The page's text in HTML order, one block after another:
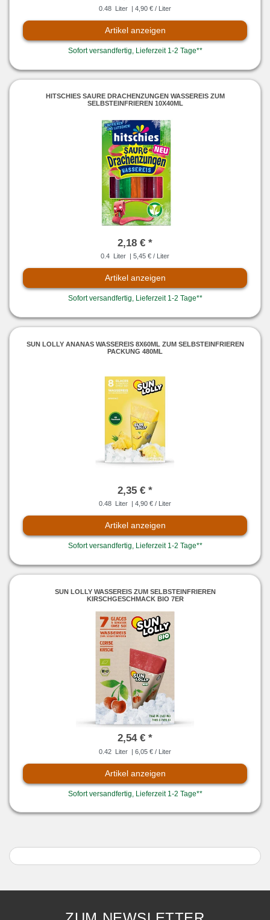
0.48 Liter | 4,90 € / Liter
Artikel anzeigen
Sofort versandfertig, Lieferzeit 1-2 Tage**
HITSCHIES SAURE DRACHENZUNGEN WASSEREIS ZUM
SELBSTEINFRIEREN 10X40ML
2,18 € *
0.4 Liter | 5,45 € / Liter
Artikel anzeigen
Sofort versandfertig, Lieferzeit 1-2 Tage**
SUN LOLLY ANANAS WASSEREIS 8X60ML ZUM SELBSTEINFRIEREN
PACKUNG 480ML
2,35 € *
0.48 Liter | 4,90 € / Liter
Artikel anzeigen
Sofort versandfertig, Lieferzeit 1-2 Tage**
SUN LOLLY WASSEREIS ZUM SELBSTEINFRIEREN
KIRSCHGESCHMACK BIO 7ER
2,54 € *
0.42 Liter | 6,05 € / Liter
Artikel anzeigen
Sofort versandfertig, Lieferzeit 1-2 Tage**